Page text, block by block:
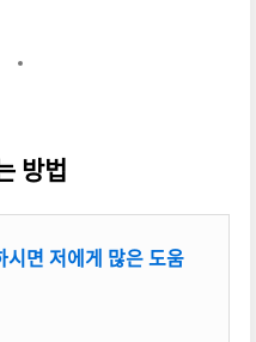
방법
면 저에게 많은 도움